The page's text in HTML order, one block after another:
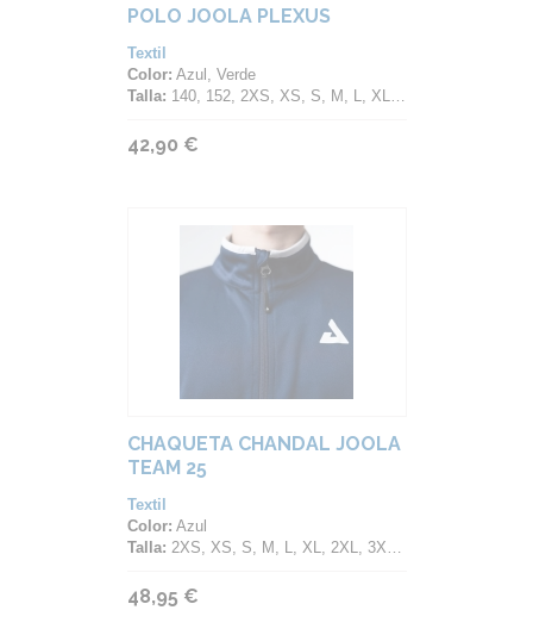
POLO JOOLA PLEXUS
Textil
Color: Azul, Verde
Talla: 140, 152, 2XS, XS, S, M, L, XL, 2XL, 3XL, 4XL, 5XL
42,90 €
CHAQUETA CHANDAL JOOLA
TEAM 25
Textil
Color: Azul
Talla: 2XS, XS, S, M, L, XL, 2XL, 3XL, 4XL, 5XL
48,95 €